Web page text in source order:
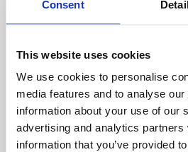
Consent
This website uses cookies
We use cookies to personalise
media features and to analyse
information about your use of our
advertising and analytics
information that you’ve provided
saber
Ofertas especiais, eventos e
de um botão.